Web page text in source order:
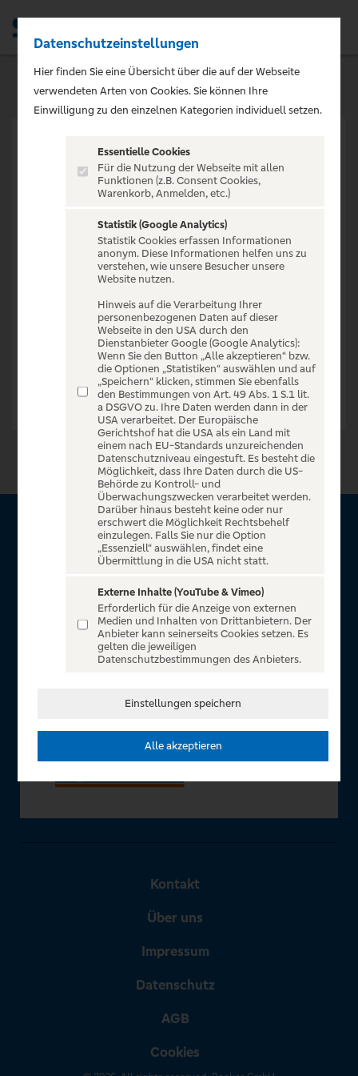
VERANSTALTUNG NICHT
GEFUNDEN
Zur Startseite
Über Sparda Entertain
Service für alle Kunden der Sparda-Banken. Auf unserem
einzigartigen Portal finden Sie Tickets für atemberaubende
Konzerte, Musicals und Shows, die Fußball-Bundesliga sowie
die Champions League und die Europa League.
In Zusammenarbeit mit
Kontakt
Über uns
Impressum
Datenschutz
AGB
Cookies
Datenschutzeinstellungen
Hier finden Sie eine Übersicht über die auf der Webseite
verwendeten Arten von Cookies. Sie können Ihre
Einwilligung zu den einzelnen Kategorien individuell setzen.
Essentielle Cookies
Für die Nutzung der Webseite mit allen
Funktionen (z.B. Consent Cookies,
Warenkorb, Anmelden, etc.)
Statistik (Google Analytics)
Statistik Cookies erfassen Informationen
anonym. Diese Informationen helfen uns zu
verstehen, wie unsere Besucher unsere
Website nutzen.
Hinweis auf die Verarbeitung Ihrer
personenbezogenen Daten auf dieser
Webseite in den USA durch den
Dienstanbieter Google (Google Analytics):
Wenn Sie den Button „Alle akzeptieren“ bzw.
die Optionen „Statistiken“ auswählen und auf
„Speichern“ klicken, stimmen Sie ebenfalls
den Bestimmungen von Art. 49 Abs. 1 S.1 lit.
a DSGVO zu. Ihre Daten werden dann in der
USA verarbeitet. Der Europäische
Gerichtshof hat die USA als ein Land mit
einem nach EU-Standards unzureichenden
Datenschutzniveau eingestuft. Es besteht die
Möglichkeit, dass Ihre Daten durch die US-
Behörde zu Kontroll- und
Überwachungszwecken verarbeitet werden.
Darüber hinaus besteht keine oder nur
erschwert die Möglichkeit Rechtsbehelf
einzulegen. Falls Sie nur die Option
„Essenziell“ auswählen, findet eine
Übermittlung in die USA nicht statt.
Externe Inhalte (YouTube & Vimeo)
Erforderlich für die Anzeige von externen
Medien und Inhalten von Drittanbietern. Der
Anbieter kann seinerseits Cookies setzen. Es
gelten die jeweiligen
Datenschutzbestimmungen des Anbieters.
Einstellungen speichern
Alle akzeptieren